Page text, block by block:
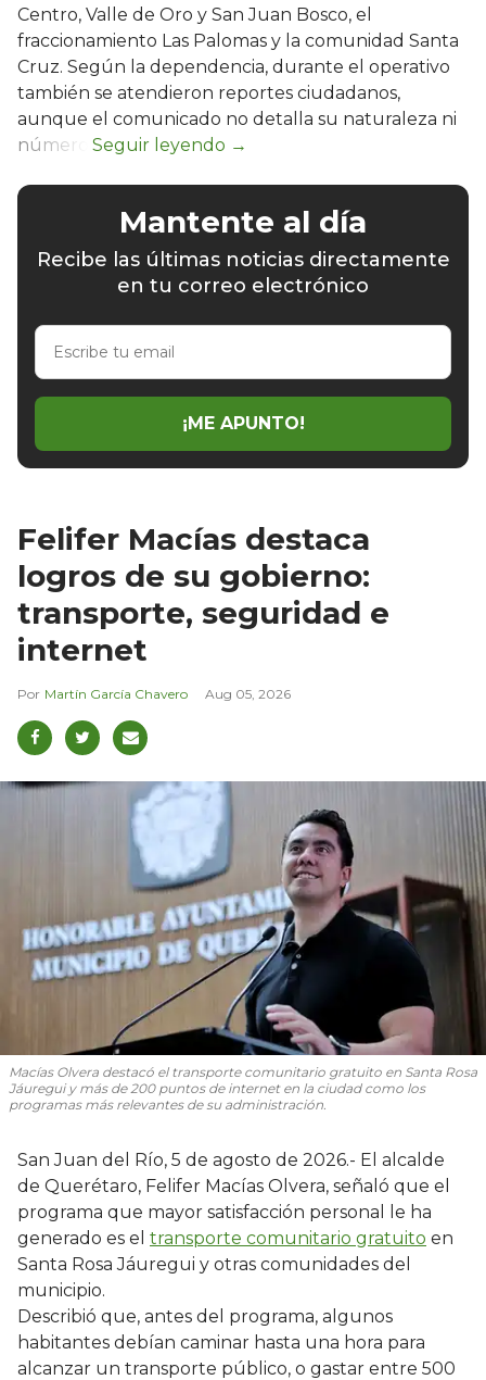
Centro, Valle de Oro y San Juan Bosco, el
fraccionamiento Las Palomas y la comunidad Santa
Cruz. Según la dependencia, durante el operativo
también se atendieron reportes ciudadanos,
aunque el comunicado no detalla su naturaleza ni
número.
Mantente al día
Recibe las últimas noticias directamente
en tu correo electrónico
Escribe
email
¡ME APUNTO!
Felifer Macías destaca
logros de su gobierno:
transporte, seguridad e
internet
Martín García Chavero Aug 05, 2026
Macías Olvera destacó el transporte comunitario gratuito en Santa Rosa
Jáuregui y más de 200 puntos de internet en la ciudad como los
programas más relevantes de su administración.
San Juan del Río, 5 de agosto de 2026.- El alcalde
de Querétaro, Felifer Macías Olvera, señaló que el
programa que mayor satisfacción personal le ha
generado es el transporte comunitario gratuito en
Santa Rosa Jáuregui y otras comunidades del
municipio.
Describió que, antes del programa, algunos
habitantes debían caminar hasta una hora para
alcanzar un transporte público, o gastar entre 500